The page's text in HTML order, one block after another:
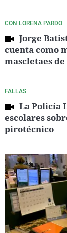
CON LORENA PARDO
Jorge
cuenta como
mascletaes
FALLAS
La Policía
escolares
pirotécnico